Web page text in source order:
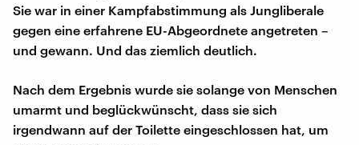
Sie war in einer Kampfabstimmung als Jungliberale
gegen eine erfahrene EU-Abgeordnete angetreten –
und gewann. Und das ziemlich deutlich.
Nach dem Ergebnis wurde sie solange von Menschen
umarmt und beglückwünscht, dass sie sich
irgendwann auf der Toilette eingeschlossen hat, um